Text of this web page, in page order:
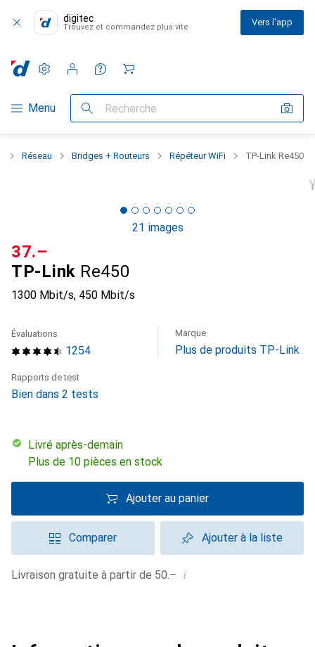
digitec
Trouvez et commandez plus vite Vers l'app
Navigation par catégorie
Menu Recherche
Paramètres
Compte client
Listes de comparaison
Listes d'envies
Panier
Réseau Bridges + Routeurs Répéteur WiFi TP-Link Re450
21 images
TP-Link Re450
1300 Mbit/s, 450 Mbit/s
CHF
37.–
1254
Évaluations Marque
Plus de produits TP-Link
Rapports de test
Bien dans 2 tests
Livré après-demain
Plus de 10 pièces en stock
Ajouter au panier
Comparer Ajouter à la liste
Livraison gratuite à partir de 50.– i